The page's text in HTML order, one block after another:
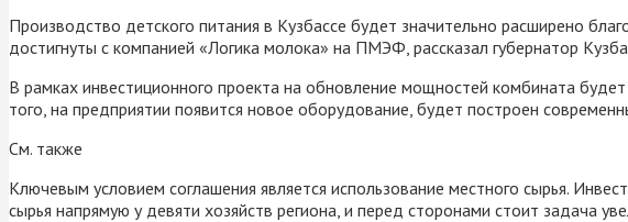
Производство детского питания в Кузбассе будет значительно расширено
достигнуты с компанией «Логика молока» на ПМЭФ, рассказал губернатор
В рамках инвестиционного проекта на обновление мощностей комбината
того, на предприятии появится новое оборудование, будет построен
См. также
Ключевым условием соглашения является использование местного сырья.
сырья напрямую у девяти хозяйств региона, и перед сторонами стоит задача